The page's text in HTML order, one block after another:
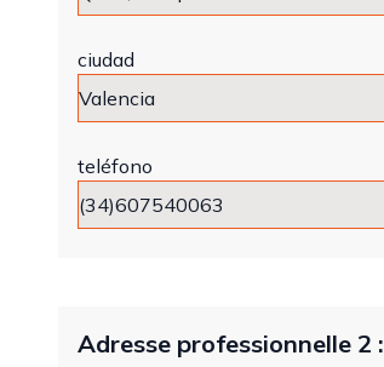
ciudad
teléfono
Adresse professionnelle 2 :